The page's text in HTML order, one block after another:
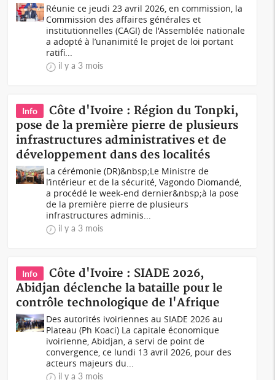
Réunie ce jeudi 23 avril 2026, en commission, la
Commission des affaires générales et
institutionnelles (CAGI) de l'Assemblée nationale
a adopté à l’unanimité le projet de loi portant
ratifi...
il y a 3 mois
Info
Côte d'Ivoire : Région du Tonpki,
pose de la première pierre de plusieurs
infrastructures administratives et de
développement dans des localités
La cérémonie (DR)&nbsp;Le Ministre de
l’intérieur et de la sécurité, Vagondo Diomandé,
a procédé le week-end dernier&nbsp;à la pose
de la première pierre de plusieurs
infrastructures adminis...
il y a 3 mois
Info
Côte d'Ivoire : SIADE 2026,
Abidjan déclenche la bataille pour le
contrôle technologique de l'Afrique
Des autorités ivoiriennes au SIADE 2026 au
Plateau (Ph Koaci) La capitale économique
ivoirienne, Abidjan, a servi de point de
convergence, ce lundi 13 avril 2026, pour des
acteurs majeurs du...
il y a 3 mois